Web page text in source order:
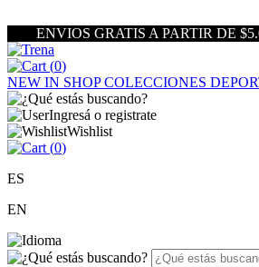
ENVIOS GRATIS A PARTIR DE
(0)
NEW IN SHOPCOLECCIONES
Ingresá o registrate
Wishlist
(0)
ES
EN